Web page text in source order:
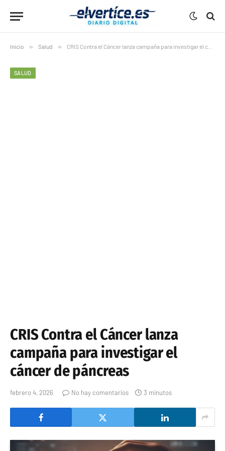
Inicio » Salud » CRIS Contra el Cáncer lanza campaña para investigar el cáncer de páncreas
SALUD
CRIS Contra el Cáncer lanza
campaña para investigar el
cáncer de páncreas
febrero 4, 2026 No hay comentarios 3 minutos